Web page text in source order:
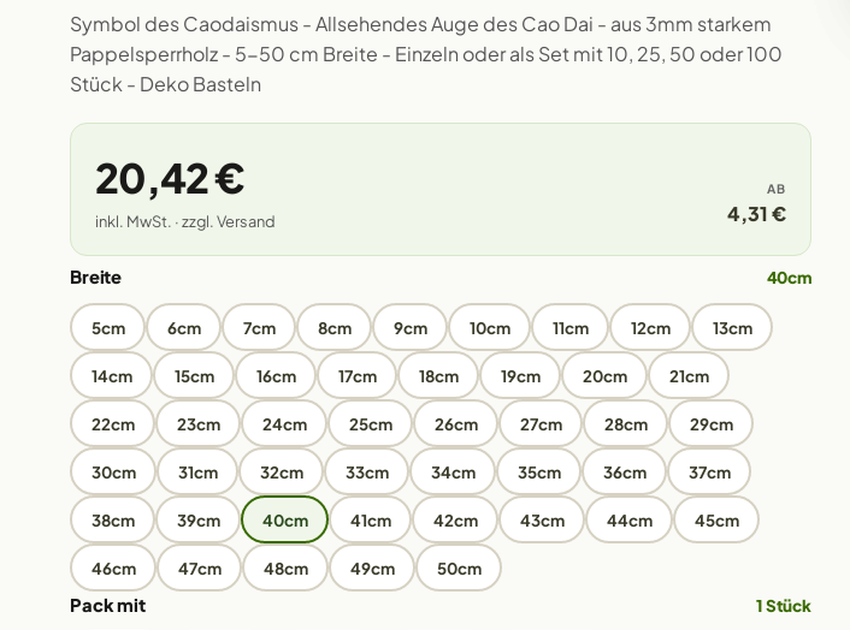
Symbol des Caodaismus - Allsehendes Auge des Cao Dai - aus 3mm starkem
Pappelsperrholz - 5-50 cm Breite - Einzeln oder als Set mit 10, 25, 50 oder 100
Stück - Deko Basteln
20,42 €
inkl. MwSt. · zzgl. Versand
AB
4,31 €
Breite 40cm
5cm 6cm 7cm 8cm 9cm 10cm 11cm 12cm 13cm
14cm 15cm 16cm 17cm 18cm 19cm 20cm 21cm
22cm 23cm 24cm 25cm 26cm 27cm 28cm 29cm
30cm 31cm 32cm 33cm 34cm 35cm 36cm 37cm
38cm 39cm 40cm 41cm 42cm 43cm 44cm 45cm
46cm 47cm 48cm 49cm 50cm
Pack mit 1 Stück